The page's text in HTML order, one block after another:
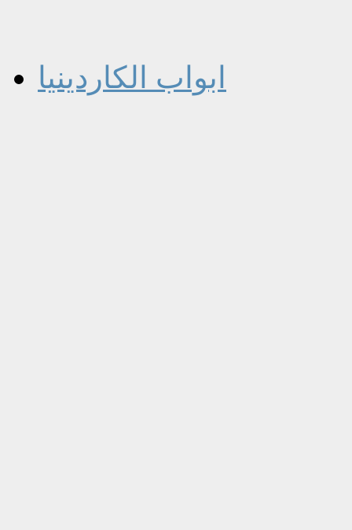
ابواب الكاردينيا